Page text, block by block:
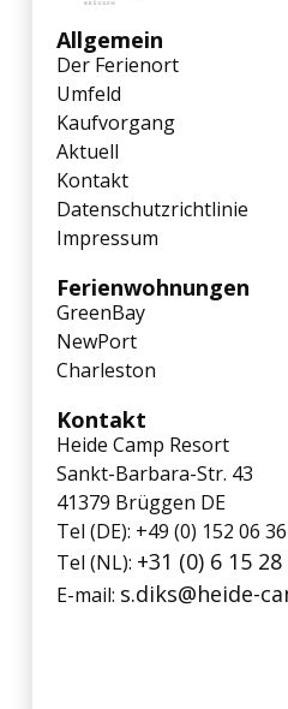
Allgemein
Der Ferienort
Umfeld
Kaufvorgang
Aktuell
Kontakt
Datenschutzrichtlinie
Impressum
Ferienwohnungen
GreenBay
NewPort
Charleston
Kontakt
Heide Camp Resort
Sankt-Barbara-Str. 43
41379 Brüggen DE
Tel (DE): +49 (0) 152 06
Tel (NL): +31 (0) 6 15
E-mail: s.diks@heide-